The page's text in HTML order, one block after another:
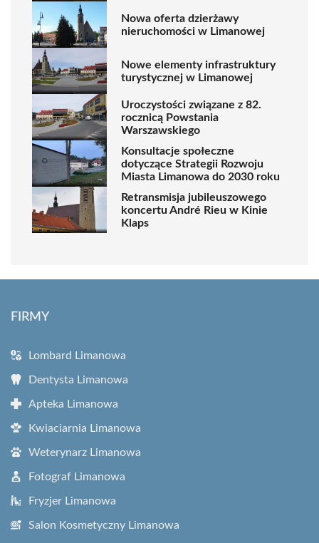
Nowa oferta dzierżawy
nieruchomości w Limanowej
Nowe elementy infrastruktury
turystycznej w Limanowej
Uroczystości związane z 82.
rocznicą Powstania
Warszawskiego
Konsultacje społeczne
dotyczące Strategii Rozwoju
Miasta Limanowa do 2030 roku
Retransmisja jubileuszowego
koncertu André Rieu w Kinie
Klaps
FIRMY
Lombard Limanowa
Dentysta Limanowa
Apteka Limanowa
Kwiaciarnia Limanowa
Weterynarz Limanowa
Fotograf Limanowa
Fryzjer Limanowa
Salon Kosmetyczny Limanowa